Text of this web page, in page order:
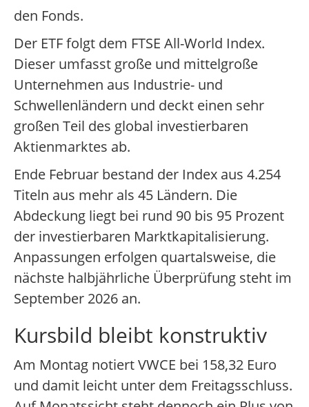
den Fonds.
Der ETF folgt dem FTSE All-World Index.
Dieser umfasst große und mittelgroße
Unternehmen aus Industrie- und
Schwellenländern und deckt einen sehr
großen Teil des global investierbaren
Aktienmarktes ab.
Ende Februar bestand der Index aus 4.254
Titeln aus mehr als 45 Ländern. Die
Abdeckung liegt bei rund 90 bis 95 Prozent
der investierbaren Marktkapitalisierung.
Anpassungen erfolgen quartalsweise, die
nächste halbjährliche Überprüfung steht im
September 2026 an.
Kursbild bleibt konstruktiv
Am Montag notiert VWCE bei 158,32 Euro
und damit leicht unter dem Freitagsschluss.